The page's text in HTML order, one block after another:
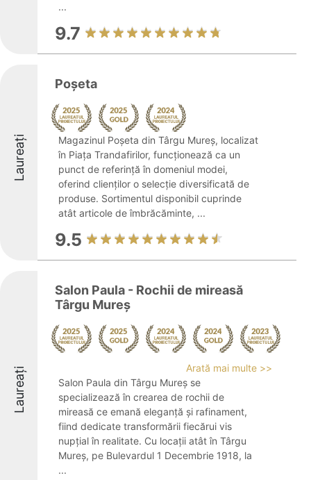
...
9.7
Laureați
Poșeta
Magazinul Poșeta din Târgu Mureș, localizat
în Piața Trandafirilor, funcționează ca un
punct de referință în domeniul modei,
oferind clienților o selecție diversificată de
produse. Sortimentul disponibil cuprinde
atât articole de îmbrăcăminte, ...
9.5
Laureați
Salon Paula - Rochii de mireasă
Târgu Mureş
Arată mai multe >>
Salon Paula din Târgu Mureș se
specializează în crearea de rochii de
mireasă ce emană eleganță și rafinament,
fiind dedicate transformării fiecărui vis
nupțial în realitate. Cu locații atât în Târgu
Mureș, pe Bulevardul 1 Decembrie 1918, la
...